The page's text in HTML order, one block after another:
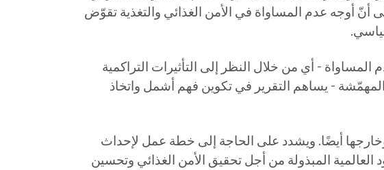
أوجه عدم المساواة في الأمن الغذائي والتغذية تقوّض
- أي من خلال النظر إلى التأثيرات التراكمية
- يساهم التقرير في تكوين فهم أشمل واتخاذ
أيضًا. ويشدد على الحاجة إلى خطة عمل لإحداث
المبذولة من أجل تحقيق الأمن الغذائي وتحسين